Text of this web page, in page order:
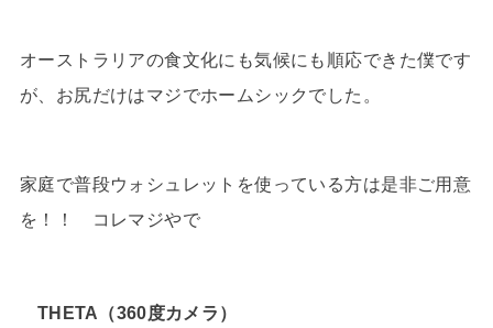
オーストラリアの食文化にも気候にも順応できた僕です
が、お尻だけはマジでホームシックでした。
家庭で普段ウォシュレットを使っている方は是非ご用意
を！！ コレマジやで
THETA（360度カメラ）